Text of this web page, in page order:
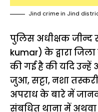
Jind crime in Jind
पुलिस अधीक्षक जीन्द
kumar) के द्वारा
की गई है की यदि
जुआ, सट्टा, नशा
अपराध के बारे में
संबधित थाना में